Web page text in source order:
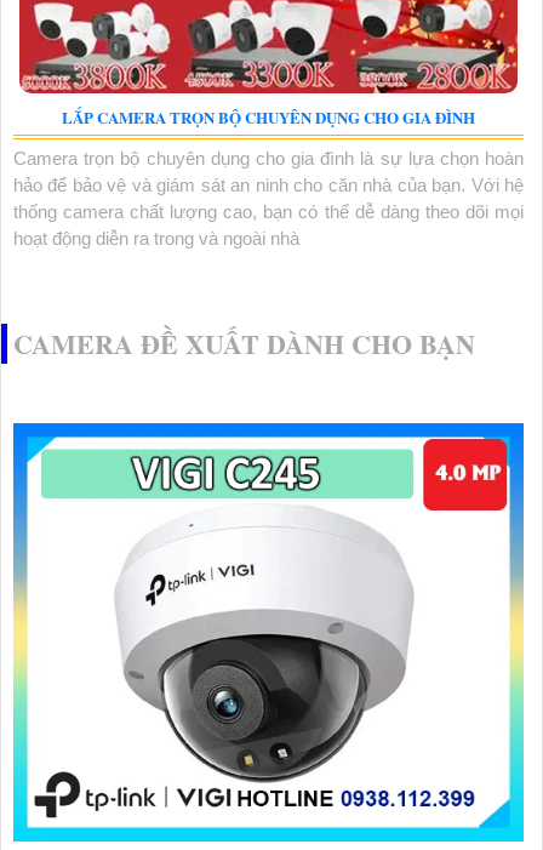
LẮP CAMERA TRỌN BỘ CHUYÊN DỤNG CHO GIA ĐÌNH
Camera trọn bộ chuyên dụng cho gia đình là sự lựa chọn hoàn
hảo để bảo vệ và giám sát an ninh cho căn nhà của bạn. Với hệ
thống camera chất lượng cao, bạn có thể dễ dàng theo dõi mọi
hoạt động diễn ra trong và ngoài nhà
CAMERA ĐỀ XUẤT DÀNH CHO BẠN